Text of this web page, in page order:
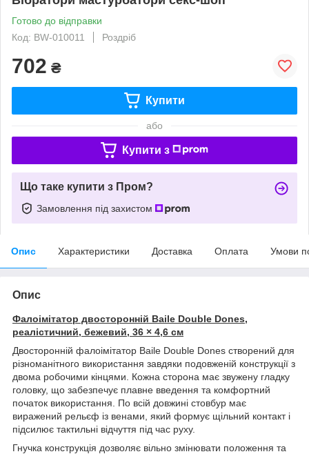
Готово до відправки
Код: BW-010011
Роздріб
702 ₴
Купити
або
Купити з
Що таке купити з Пром?
Замовлення під захистом
Опис Характеристики Доставка Оплата Умови
Опис
Фалоімітатор двосторонній Baile Double Dones,
реалістичний, бежевий, 36 × 4,6 см
Двосторонній фалоімітатор Baile Double Dones створений для
різноманітного використання завдяки подовженій конструкції з
двома робочими кінцями. Кожна сторона має звужену гладку
головку, що забезпечує плавне введення та комфортний
початок використання. По всій довжині стовбур має
виражений рельєф із венами, який формує щільний контакт і
підсилює тактильні відчуття під час руху.
Гнучка конструкція дозволяє вільно змінювати положення та